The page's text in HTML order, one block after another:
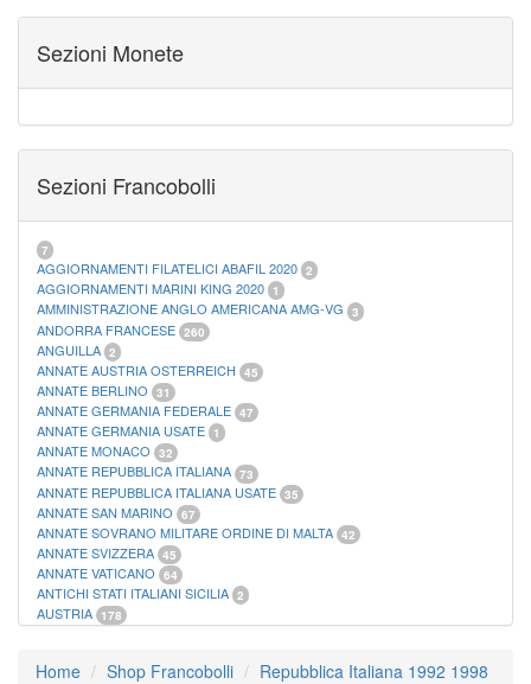
ALBUM PER CARTAMONETA 1
CARTELLE FILATELICHE MARINI
21
FOGLI FILATELICI VATICANO 37
FOGLI MARINI PERIODI SEPARATI VATICANO
MATERIALE FILATELICO MARINI 33
RACCOGLITORI XL
Sezioni Monete
Sezioni Francobolli
7
AGGIORNAMENTI FILATELICI ABAFIL 2020 2
AGGIORNAMENTI MARINI KING 2020 1
AMMINISTRAZIONE ANGLO AMERICANA AMG-VG 3
ANDORRA FRANCESE 260
ANGUILLA 2
ANNATE AUSTRIA OSTERREICH 45
ANNATE BERLINO 31
ANNATE GERMANIA FEDERALE 47
ANNATE GERMANIA USATE 1
ANNATE MONACO 32
ANNATE REPUBBLICA ITALIANA 73
ANNATE REPUBBLICA ITALIANA USATE 35
ANNATE SAN MARINO 67
ANNATE SOVRANO MILITARE ORDINE DI MALTA 42
ANNATE SVIZZERA 45
ANNATE VATICANO 64
ANTICHI STATI ITALIANI SICILIA 2
AUSTRIA 178
CASTELROSSO 10
Home Shop Francobolli
Repubblica Italiana 1992 1998